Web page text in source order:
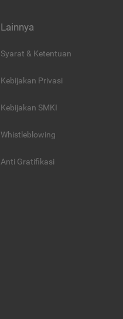
Lainnya
Syarat & Ketentuan
Kebijakan Privasi
Kebijakan SMKI
Whistleblowing
Anti Gratifikasi